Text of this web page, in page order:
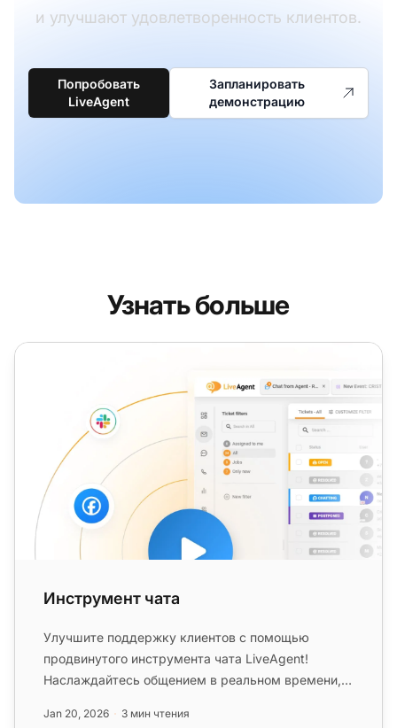
и улучшают удовлетворенность клиентов.
Попробовать
LiveAgent
Запланировать
демонстрацию
Узнать больше
Инструмент чата
Инструмент чата
Улучшите поддержку клиентов с помощью
продвинутого инструмента чата LiveAgent!
Наслаждайтесь общением в реальном времени,
Jan 20, 2026 3 мин чтения